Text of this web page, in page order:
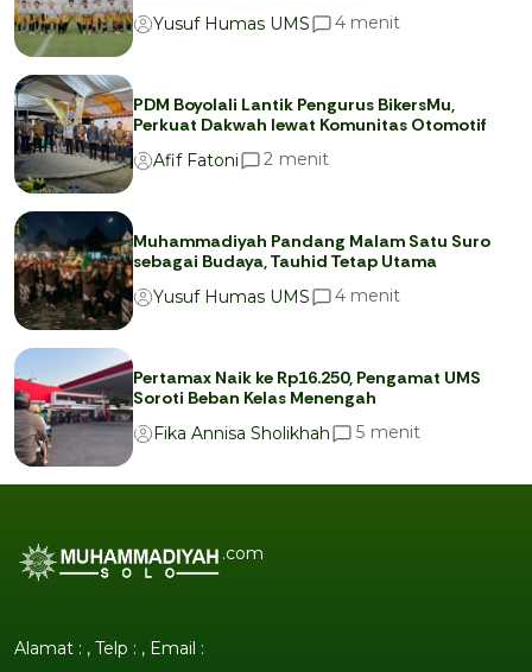
Yusuf Humas UMS
4 menit
PDM Boyolali Lantik Pengurus BikersMu,
Perkuat Dakwah lewat Komunitas Otomotif
Afif Fatoni
2 menit
Muhammadiyah Pandang Malam Satu Suro
sebagai Budaya, Tauhid Tetap Utama
Yusuf Humas UMS
4 menit
Pertamax Naik ke Rp16.250, Pengamat UMS
Soroti Beban Kelas Menengah
Fika Annisa Sholikhah
5 menit
.com
Alamat : , Telp : , Email :